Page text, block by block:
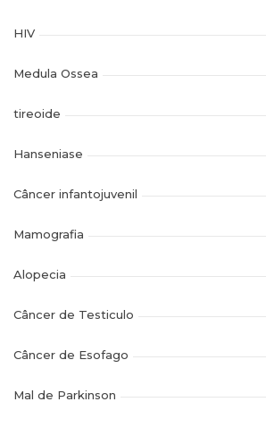
HIV
Medula Ossea
tireoide
Hanseniase
Câncer infantojuvenil
Mamografia
Alopecia
Câncer de Testiculo
Câncer de Esofago
Mal de Parkinson